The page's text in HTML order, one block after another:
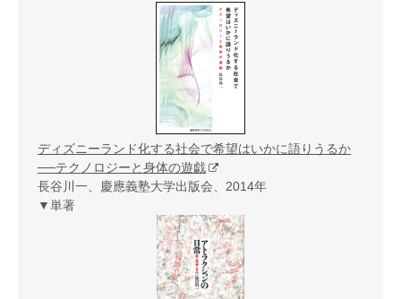
ディズニーランド化する社会で希望はいかに語りうるか
──テクノロジーと身体の遊戯
長谷川一、慶應義塾大学出版会、2014年
▼単著